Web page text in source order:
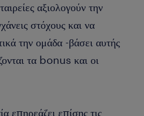
αξιολογούν την
στόχους και να
την ομάδα -βάσει αυτής
τα bonus και οι
επηρεάζει επίσης τις